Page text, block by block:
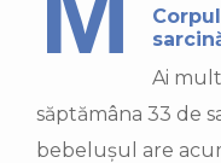
Ai
săptămâna 33 de
bebelușul are